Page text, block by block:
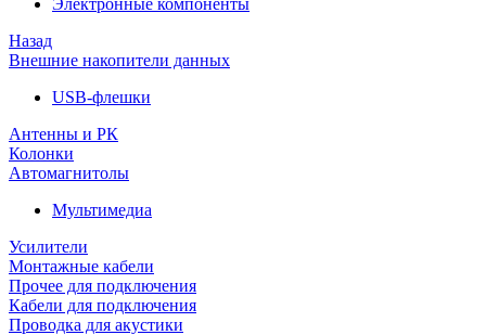
Электронные компоненты
Назад
Внешние накопители данных
USB-флешки
Антенны и РК
Колонки
Автомагнитолы
Мультимедиа
Усилители
Монтажные кабели
Прочее для подключения
Кабели для подключения
Проводка для акустики